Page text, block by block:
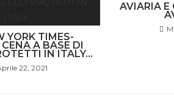
YORK TIMES-
A BASE DI
IN ITALY…
22, 2021
AVIARIA E